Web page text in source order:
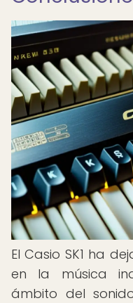
El Casio SK1 ha
en la música
ámbito del